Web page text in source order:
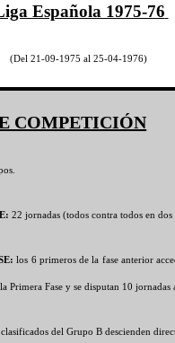
Española 1975-76
(Del 21-09-1975 al 25-04-1976)
COMPETICIÓN
: 22 jornadas (todos contra todos en dos
: los 6 primeros de la fase anterior
Primera Fase y se disputan 10 jornadas
del Grupo B descienden